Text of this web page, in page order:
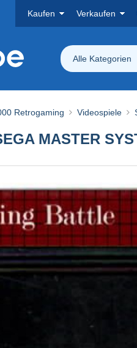
Kaufen Verkaufen
Alle Kategorien
Retrogaming Videospiele
MASTER